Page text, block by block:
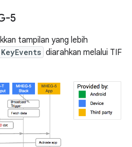
5
tampilan yang lebih
KeyEvents diarahkan melalui TIF